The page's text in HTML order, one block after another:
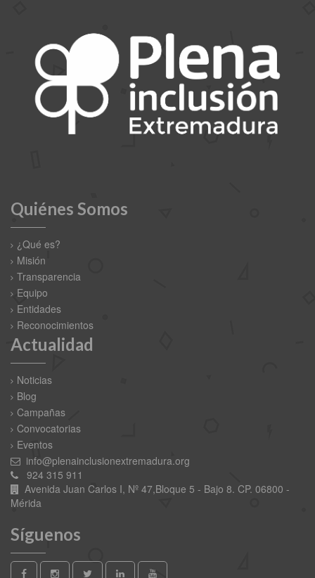
Quiénes Somos
¿Qué es?
Misión
Transparencia
Equipo
Entidades
Reconocimientos
Actualidad
Noticias
Blog
Campañas
Convocatorias
Eventos
info@plenainclusionextremadura.org
924 315 911
Avenida Juan Carlos I, Nº 47,Bloque 5 - Bajo 8. CP. 06800 -
Mérida
Síguenos